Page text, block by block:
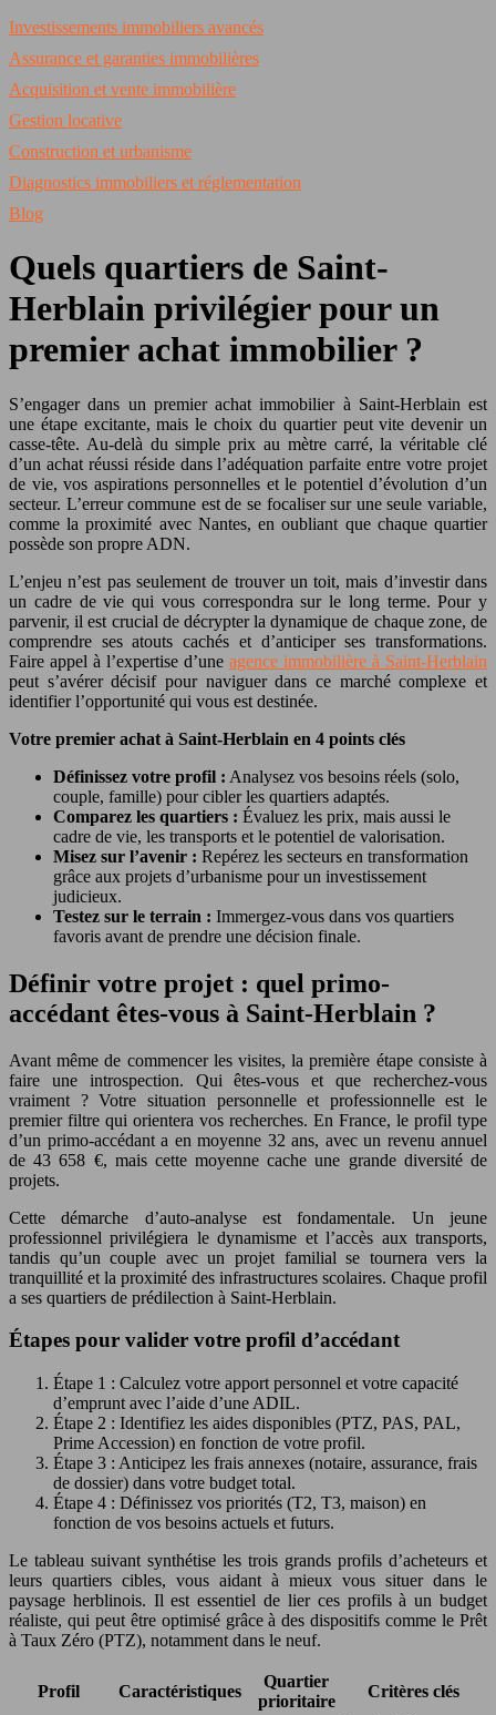
Investissements immobiliers avancés
Assurance et garanties immobilières
Acquisition et vente immobilière
Gestion locative
Construction et urbanisme
Diagnostics immobiliers et réglementation
Blog
Quels quartiers de Saint-
Herblain privilégier pour un
premier achat immobilier ?
S’engager dans un premier achat immobilier à Saint-Herblain est
une étape excitante, mais le choix du quartier peut vite devenir un
casse-tête. Au-delà du simple prix au mètre carré, la véritable clé
d’un achat réussi réside dans l’adéquation parfaite entre votre projet
de vie, vos aspirations personnelles et le potentiel d’évolution d’un
secteur. L’erreur commune est de se focaliser sur une seule variable,
comme la proximité avec Nantes, en oubliant que chaque quartier
possède son propre ADN.
L’enjeu n’est pas seulement de trouver un toit, mais d’investir dans
un cadre de vie qui vous correspondra sur le long terme. Pour y
parvenir, il est crucial de décrypter la dynamique de chaque zone, de
comprendre ses atouts cachés et d’anticiper ses transformations.
Faire appel à l’expertise d’une agence immobilière à Saint-Herblain
peut s’avérer décisif pour naviguer dans ce marché complexe et
identifier l’opportunité qui vous est destinée.
Votre premier achat à Saint-Herblain en 4 points clés
Définissez votre profil : Analysez vos besoins réels (solo,
couple, famille) pour cibler les quartiers adaptés.
Comparez les quartiers : Évaluez les prix, mais aussi le
cadre de vie, les transports et le potentiel de valorisation.
Misez sur l’avenir : Repérez les secteurs en transformation
grâce aux projets d’urbanisme pour un investissement
judicieux.
Testez sur le terrain : Immergez-vous dans vos quartiers
favoris avant de prendre une décision finale.
Définir votre projet : quel primo-
accédant êtes-vous à Saint-Herblain ?
Avant même de commencer les visites, la première étape consiste à
faire une introspection. Qui êtes-vous et que recherchez-vous
vraiment ? Votre situation personnelle et professionnelle est le
premier filtre qui orientera vos recherches. En France, le profil type
d’un primo-accédant a en moyenne 32 ans, avec un revenu annuel
de 43 658 €, mais cette moyenne cache une grande diversité de
projets.
Cette démarche d’auto-analyse est fondamentale. Un jeune
professionnel privilégiera le dynamisme et l’accès aux transports,
tandis qu’un couple avec un projet familial se tournera vers la
tranquillité et la proximité des infrastructures scolaires. Chaque profil
a ses quartiers de prédilection à Saint-Herblain.
Étapes pour valider votre profil d’accédant
Étape 1 : Calculez votre apport personnel et votre capacité
d’emprunt avec l’aide d’une ADIL.
Étape 2 : Identifiez les aides disponibles (PTZ, PAS, PAL,
Prime Accession) en fonction de votre profil.
Étape 3 : Anticipez les frais annexes (notaire, assurance, frais
de dossier) dans votre budget total.
Étape 4 : Définissez vos priorités (T2, T3, maison) en
fonction de vos besoins actuels et futurs.
Le tableau suivant synthétise les trois grands profils d’acheteurs et
leurs quartiers cibles, vous aidant à mieux vous situer dans le
paysage herblinois. Il est essentiel de lier ces profils à un budget
réaliste, qui peut être optimisé grâce à des dispositifs comme le Prêt
à Taux Zéro (PTZ), notamment dans le neuf.
Profil Caractéristiques
Quartier
prioritaire
Critères clés